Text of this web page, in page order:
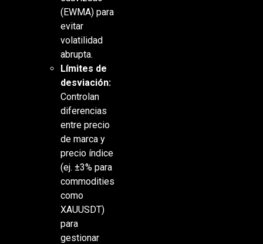
(EWMA) para
evitar
volatilidad
abrupta.
Límites de
desviación:
Controlan
diferencias
entre precio
de marca y
precio índice
(ej. ±3% para
commodities
como
XAUUSDT)
para
gestionar